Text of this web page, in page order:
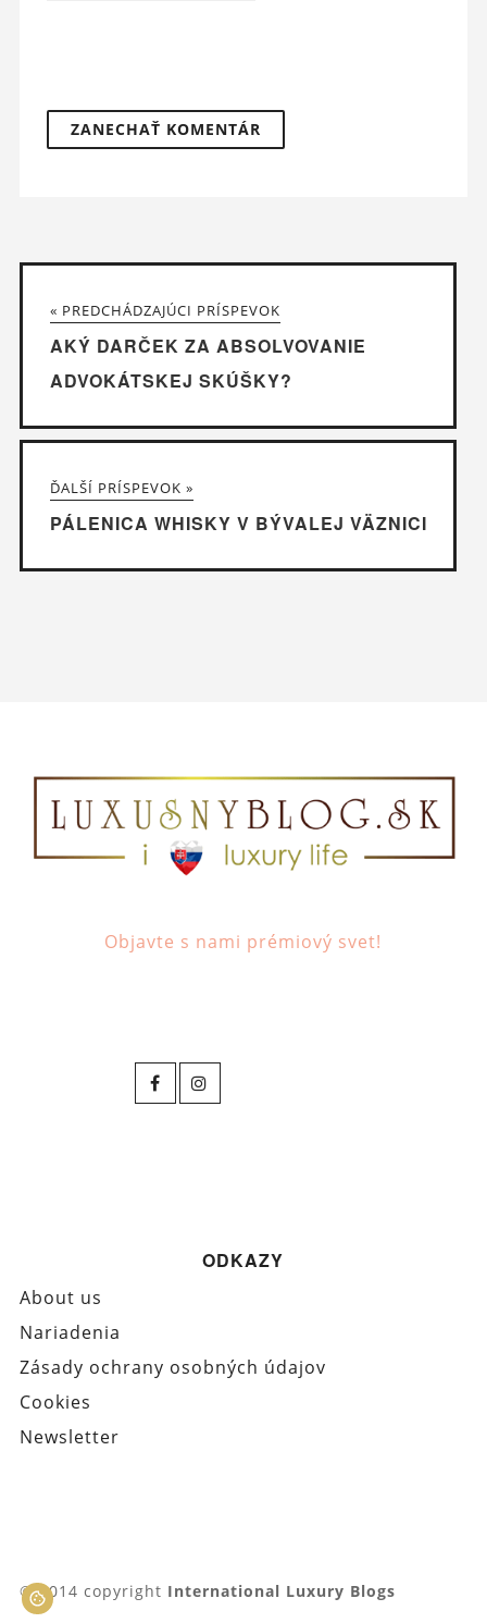
« PREDCHÁDZAJÚCI PRÍSPEVOK
AKÝ DARČEK ZA ABSOLVOVANIE
ADVOKÁTSKEJ SKÚŠKY?
ĎALŠÍ PRÍSPEVOK »
PÁLENICA WHISKY V BÝVALEJ VÄZNICI
Objavte s nami prémiový svet!
ODKAZY
About us
Nariadenia
Zásady ochrany osobných údajov
Cookies
Newsletter
© 2014 copyright International Luxury Blogs